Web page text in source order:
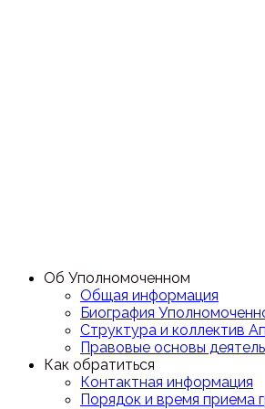
Об Уполномоченном
Общая информация
Биография
Структура и коллектив
Правовые основы
Как обратиться
Контактная информация
Порядок и время приема